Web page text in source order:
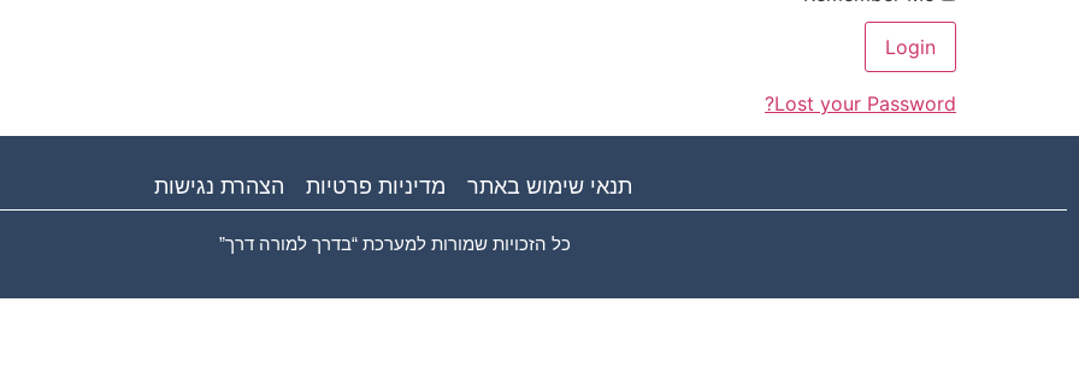
Lost your Password?
תנאי שימוש באתר מדיניות פרטיות הצהרת נגישות
כל הזכויות שמורות למערכת “בדרך למורה דרך”